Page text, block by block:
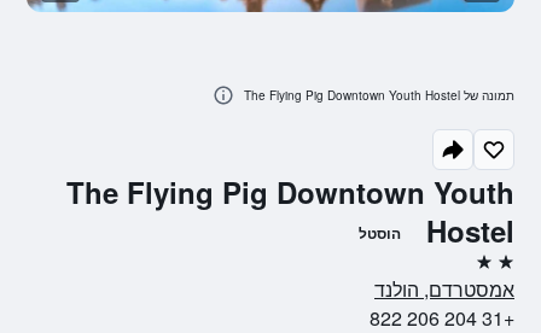
The Flying Pig Downtown Youth
Hostel
הוסטל
2 כוכבים
אמסטרדם, הולנד
+31 204 206 822
תמונה של The Flying Pig Downtown Youth Hostel